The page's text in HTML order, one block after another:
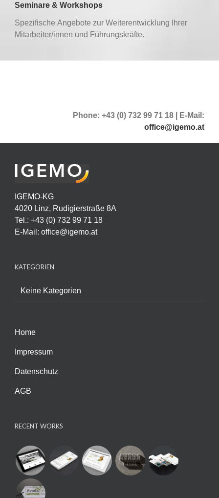
Seminare & Workshops
Spezifische Angebote zur Weiterentwicklung Ihrer
Mitarbeiter/innen und Führungskräfte.
Phone: +43 (0) 732 99 71 18 | E-Mail:
office@igemo.at
IGEMO-KG
4020 Linz, Rudigierstraße 8A
Tel.: +43 (0) 732 99 71 18
E-Mail: office@igemo.at
KATEGORIEN
Keine Kategorien
Home
Impressum
Datenschutz
AGB
RECENT WORKS